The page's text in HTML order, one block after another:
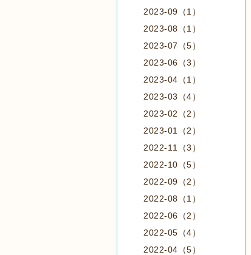
2023-09（1）
2023-08（1）
2023-07（5）
2023-06（3）
2023-04（1）
2023-03（4）
2023-02（2）
2023-01（2）
2022-11（3）
2022-10（5）
2022-09（2）
2022-08（1）
2022-06（2）
2022-05（4）
2022-04（5）